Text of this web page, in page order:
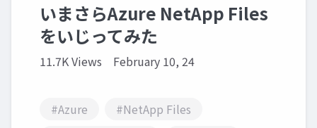
いまさらAzure NetApp Files
をいじってみた
11.7K Views February 10, 24
#Azure
#NetApp Files